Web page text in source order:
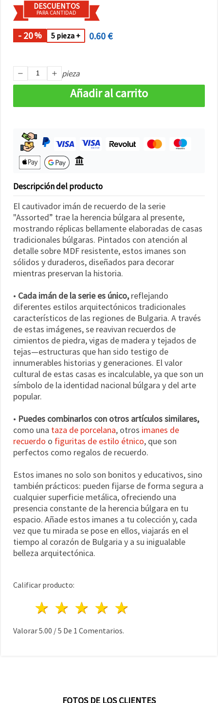
DESCUENTOS
PARA CANTIDAD
- 20% 5 pieza + 0.60 €
pieza
Añadir al carrito
Descripción del producto
El cautivador imán de recuerdo de la serie
"Assorted” trae la herencia búlgara al presente,
mostrando réplicas bellamente elaboradas de casas
tradicionales búlgaras. Pintados con atención al
detalle sobre MDF resistente, estos imanes son
sólidos y duraderos, diseñados para decorar
mientras preservan la historia.
• Cada imán de la serie es único,reflejando
diferentes estilos arquitectónicos tradicionales
característicos de las regiones de Bulgaria. A través
de estas imágenes, se reavivan recuerdos de
cimientos de piedra, vigas de madera y tejados de
tejas—estructuras que han sido testigo de
innumerables historias y generaciones. El valor
cultural de estas casas es incalculable, ya que son un
símbolo de la identidad nacional búlgara y del arte
popular.
• Puedes combinarlos con otros artículos similares,
como una taza de porcelana, otros imanes de
recuerdo o figuritas de estilo étnico, que son
perfectos como regalos de recuerdo.
Estos imanes no solo son bonitos y educativos, sino
también prácticos: pueden fijarse de forma segura a
cualquier superficie metálica, ofreciendo una
presencia constante de la herencia búlgara en tu
espacio. Añade estos imanes a tu colección y, cada
vez que tu mirada se pose en ellos, viajarás en el
tiempo al corazón de Bulgaria y a su inigualable
belleza arquitectónica.
Calificar producto:
4 estrellas
3 estrellas
2 estrellas
1 estrella
Valorar5.00 /5 De 1 Comentarios.
FOTOS DE LOS CLIENTES